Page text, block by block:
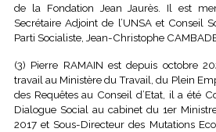
de la Fondation Jean Jaurès. Il est
Secrétaire Adjoint de l’UNSA et Conseil
Parti Socialiste, Jean-Christophe
(3) Pierre RAMAIN est depuis octobre
travail au Ministère du Travail, du Plein
des Requêtes au Conseil d’Etat, il a été
Dialogue Social au cabinet du 1er
2017 et Sous-Directeur des Mutations